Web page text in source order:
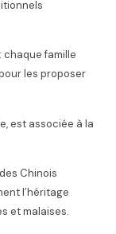
: chaque famille
les proposer
est associée à la
Chinois
l’héritage
et malaises.